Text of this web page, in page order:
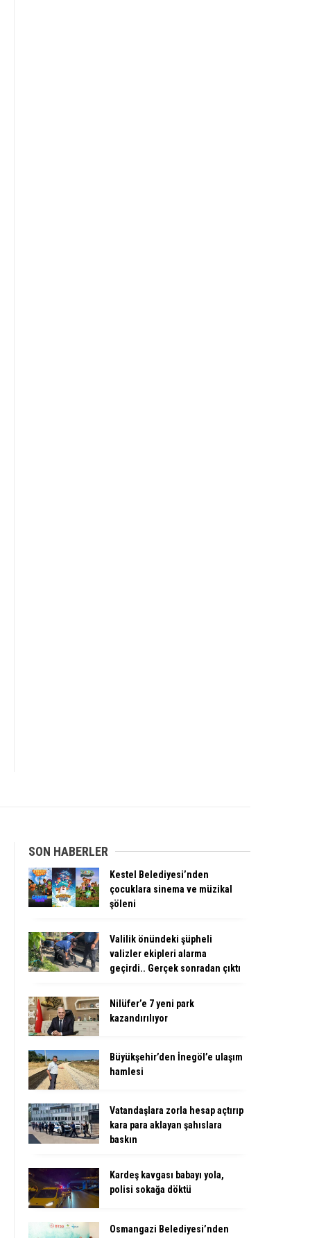
SON HABERLER
Kestel Belediyesi’nden
çocuklara sinema ve müzikal
şöleni
Valilik önündeki şüpheli
valizler ekipleri alarma
geçirdi.. Gerçek sonradan çıktı
Nilüfer’e 7 yeni park
kazandırılıyor
Büyükşehir’den İnegöl’e ulaşım
hamlesi
Vatandaşlara zorla hesap açtırıp
kara para aklayan şahıslara
baskın
Kardeş kavgası babayı yola,
polisi sokağa döktü
Osmangazi Belediyesi’nden